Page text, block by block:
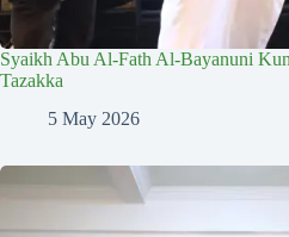
Syaikh Abu Al-Fath Al-Bayanuni
Tazakka
5 May 2026